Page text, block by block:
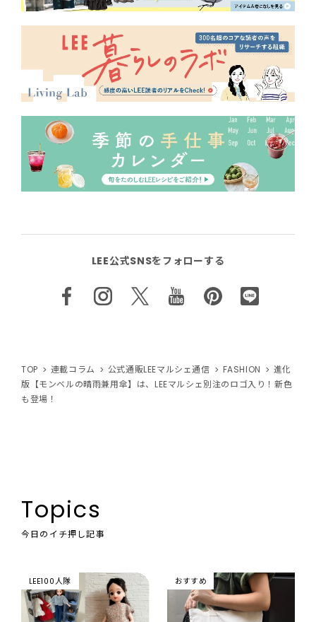
LEE公式SNSをフォローする
TOP 連載コラム 公式通販LEEマルシェ通信 FASHION
進化
版【モンベルの晴雨兼用傘】は、LEEマルシェ別注のロゴ入り！新色
も登場！
Topics
今日のイチ押し記事
LEE100人隊 おすすめ